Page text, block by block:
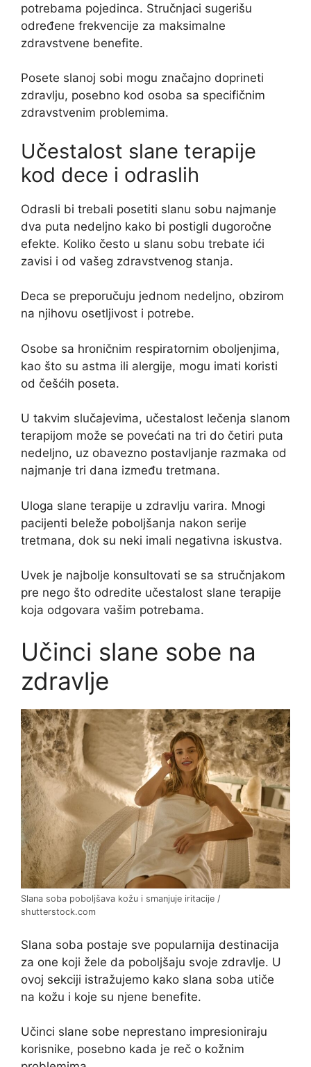
potrebama pojedinca. Stručnjaci sugerišu
određene frekvencije za maksimalne
zdravstvene benefite.
Posete slanoj sobi mogu značajno doprineti
zdravlju, posebno kod osoba sa specifičnim
zdravstvenim problemima.
Učestalost slane terapije
kod dece i odraslih
Odrasli bi trebali posetiti slanu sobu najmanje
dva puta nedeljno kako bi postigli dugoročne
efekte. Koliko često u slanu sobu trebate ići
zavisi i od vašeg zdravstvenog stanja.
Deca se preporučuju jednom nedeljno, obzirom
na njihovu osetljivost i potrebe.
Osobe sa hroničnim respiratornim oboljenjima,
kao što su astma ili alergije, mogu imati koristi
od češćih poseta.
U takvim slučajevima, učestalost lečenja slanom
terapijom može se povećati na tri do četiri puta
nedeljno, uz obavezno postavljanje razmaka od
najmanje tri dana između tretmana.
Uloga slane terapije u zdravlju varira. Mnogi
pacijenti beleže poboljšanja nakon serije
tretmana, dok su neki imali negativna iskustva.
Uvek je najbolje konsultovati se sa stručnjakom
pre nego što odredite učestalost slane terapije
koja odgovara vašim potrebama.
Učinci slane sobe na
zdravlje
Slana soba poboljšava kožu i smanjuje iritacije /
shutterstock.com
Slana soba postaje sve popularnija destinacija
za one koji žele da poboljšaju svoje zdravlje. U
ovoj sekciji istražujemo kako slana soba utiče
na kožu i koje su njene benefite.
Učinci slane sobe neprestano impresioniraju
korisnike, posebno kada je reč o kožnim